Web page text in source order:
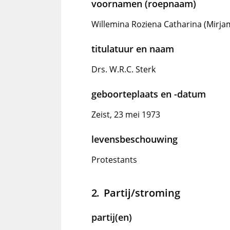
voornamen (roepnaam)
Willemina Roziena Catharina
titulatuur en naam
Drs. W.R.C. Sterk
geboorteplaats en -datum
Zeist, 23 mei 1973
levensbeschouwing
Protestants
Partij/stroming
partij(en)